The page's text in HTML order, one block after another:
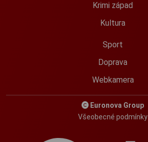
Krimi západ
Kultura
Sport
Doprava
Webkamera
Euronova Group
Všeobecné podmínky